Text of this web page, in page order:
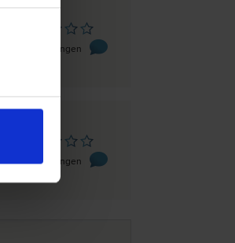
0 Bewertungen
0 Bewertungen